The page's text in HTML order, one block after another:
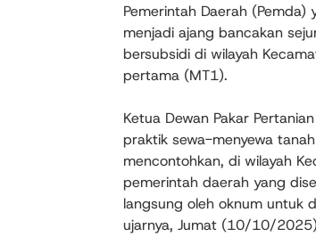
Pemerintah Daerah
menjadi ajang bancakan
bersubsidi di wilayah
pertama (MT1).
Ketua Dewan Pakar
praktik sewa-menyewa
mencontohkan, di wilayah
pemerintah daerah yang
langsung oleh oknum untuk
ujarnya, Jumat (10/10/